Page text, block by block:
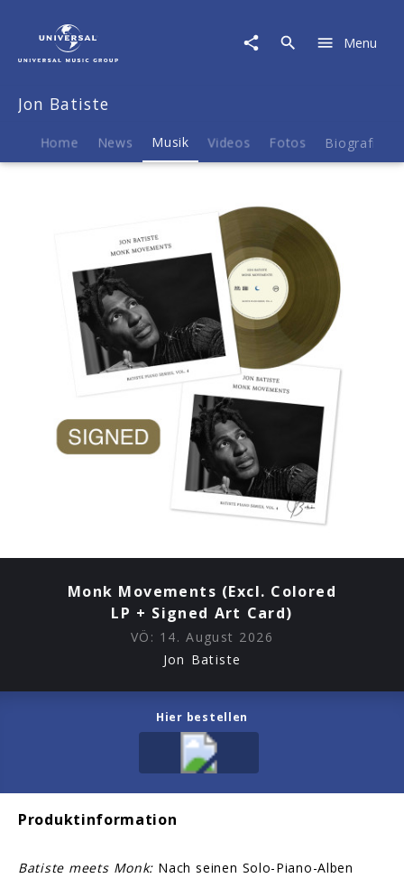
Musik
Monk
Colored
Menu
Jon Batiste
Home News Musik Videos Fotos Biografie
Monk Movements (Excl. Colored
LP + Signed Art Card)
VÖ: 14. August 2026
Jon Batiste
Hier bestellen
Produktinformation
Batiste meets Monk: Nach seinen Solo-Piano-Alben